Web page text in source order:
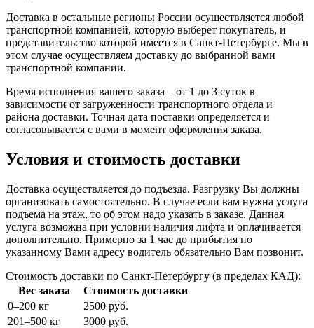
Доставка в остальные регионы России осуществляется любой
транспортной компанией, которую выберет покупатель, и
представительство которой имеется в Санкт-Петербурге. Мы в
этом случае осуществляем доставку до выбранной вами
транспортной компании.
Время исполнения вашего заказа – от 1 до 3 суток в
зависимости от загруженности транспортного отдела и
района доставки. Точная дата поставки определяется и
согласовывается с вами в момент оформления заказа.
Условия и стоимость доставки
Доставка осуществляется до подъезда. Разгрузку Вы должны
организовать самостоятельно. В случае если вам нужна услуга
подъема на этаж, то об этом надо указать в заказе. Данная
услуга возможна при условии наличия лифта и оплачивается
дополнительно. Примерно за 1 час до прибытия по
указанному Вами адресу водитель обязательно Вам позвонит.
Стоимость доставки по Санкт-Петербургу (в пределах КАД):
Вес заказа
Стоимость доставки
0–200 кг
2500 руб.
201–500 кг
3000 руб.